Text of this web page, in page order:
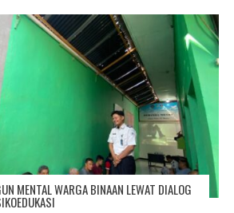
MENTAL WARGA BINAAN LEWAT DIALOG